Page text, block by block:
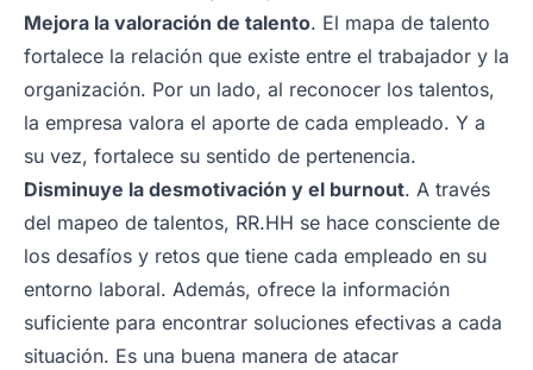
Mejora la valoración de talento. El mapa de talento
fortalece la relación que existe entre el trabajador y la
organización. Por un lado, al reconocer los talentos,
la empresa valora el aporte de cada empleado. Y a
su vez, fortalece su sentido de pertenencia.
Disminuye la desmotivación y el burnout. A través
del mapeo de talentos, RR.HH se hace consciente de
los desafíos y retos que tiene cada empleado en su
entorno laboral. Además, ofrece la información
suficiente para encontrar soluciones efectivas a cada
situación. Es una buena manera de atacar